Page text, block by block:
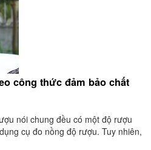
công thức đảm bảo chất
nói chung đều có một độ rượu
cụ đo nồng độ rượu. Tuy nhiên,